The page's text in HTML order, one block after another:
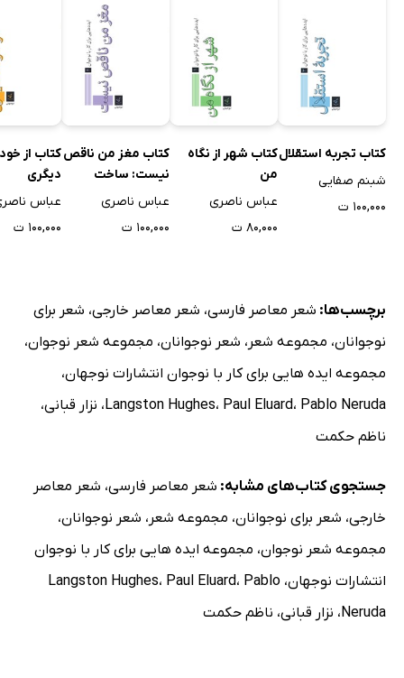
کتاب تجربه استقلال
شبنم صفایی
۱۰۰,۰۰۰ ت
کتاب شهر از نگاه
من
عباس ناصری
۸۰,۰۰۰ ت
کتاب مغز من ناقص
نیست: ساخت
نمایشی درباره
نوجوانان
عباس ناصری
۱۰۰,۰۰۰ ت
کتاب از
دیگری
عباس
۱۰۰,۰۰۰ ت
برچسب‌ها: شعر معاصر فارسی، شعر معاصر خارجی، شعر برای
نوجوانان، مجموعه شعر ، شعر نوجوانان، مجموعه شعر نوجوان،
مجموعه ایده هایی برای کار با نوجوان انتشارات نوجهان،
Langston Hughes، Paul Eluard، Pablo Neruda ، نزار قبانی،
ناظم حکمت
جستجوی کتاب‌های مشابه: شعر معاصر فارسی، شعر معاصر
خارجی، شعر برای نوجوانان، مجموعه شعر ، شعر نوجوانان،
مجموعه شعر نوجوان، مجموعه ایده هایی برای کار با نوجوان
انتشارات نوجهان، Langston Hughes، Paul Eluard، Pablo
Neruda، نزار قبانی، ناظم حکمت